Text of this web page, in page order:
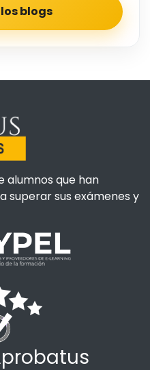
blogs
alumnos que han
superar sus exámenes y